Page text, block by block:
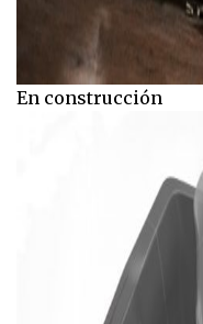
En construcción